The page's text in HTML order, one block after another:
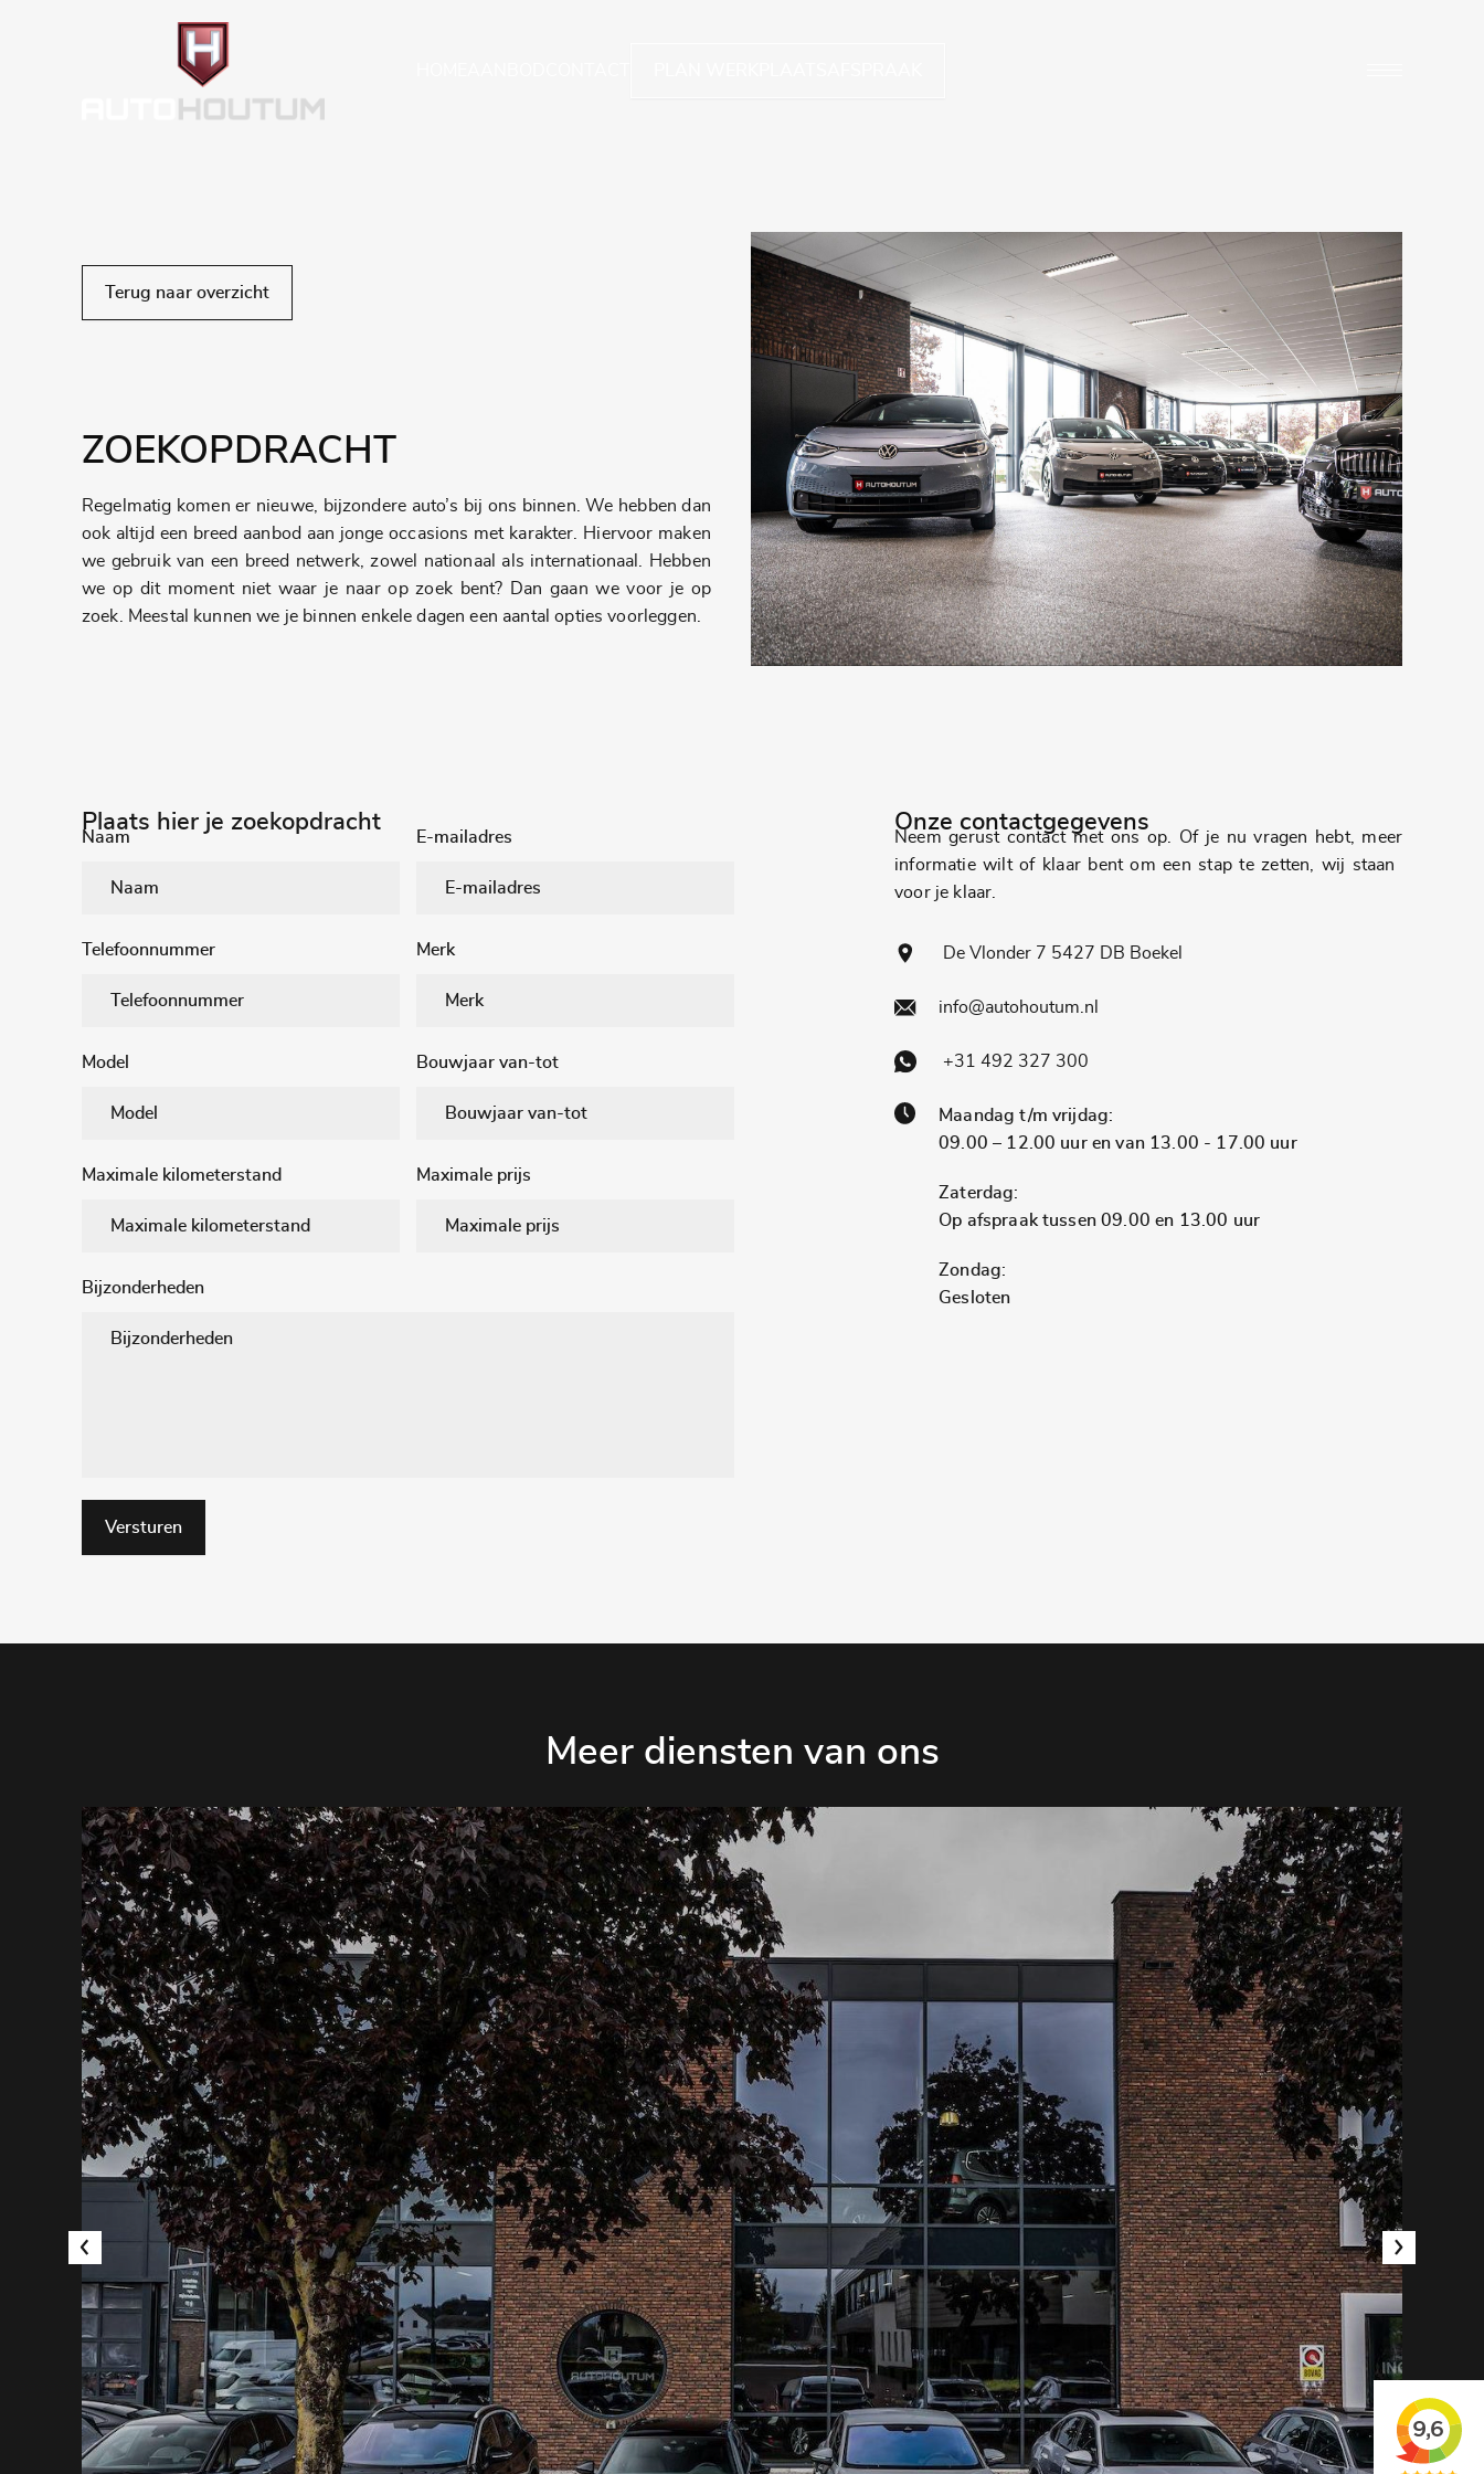
Terug naar overzicht
ZOEKOPDRACHT
Regelmatig komen er nieuwe, bijzondere auto’s bij ons binnen. We hebben dan
ook altijd een breed aanbod aan jonge occasions met karakter. Hiervoor maken
we gebruik van een breed netwerk, zowel nationaal als internationaal. Hebben
we op dit moment niet waar je naar op zoek bent? Dan gaan we voor je op
zoek. Meestal kunnen we je binnen enkele dagen een aantal opties voorleggen.
Plaats hier je zoekopdracht
Naam E-mailadres
Telefoonnummer Merk
Model Bouwjaar van-tot
Maximale kilometerstand Maximale prijs
Bijzonderheden
Versturen
Onze contactgegevens
Neem gerust contact met ons op. Of je nu vragen hebt, meer
informatie wilt of klaar bent om een ​​stap te zetten, wij staan ​​
voor je klaar.
De Vlonder 7 5427 DB Boekel
info@autohoutum.nl
+31 492 327 300
Maandag t/m vrijdag:
09.00 – 12.00 uur en van 13.00 - 17.00 uur
Zaterdag:
Op afspraak tussen 09.00 en 13.00 uur
Zondag:
Gesloten
Meer diensten van ons